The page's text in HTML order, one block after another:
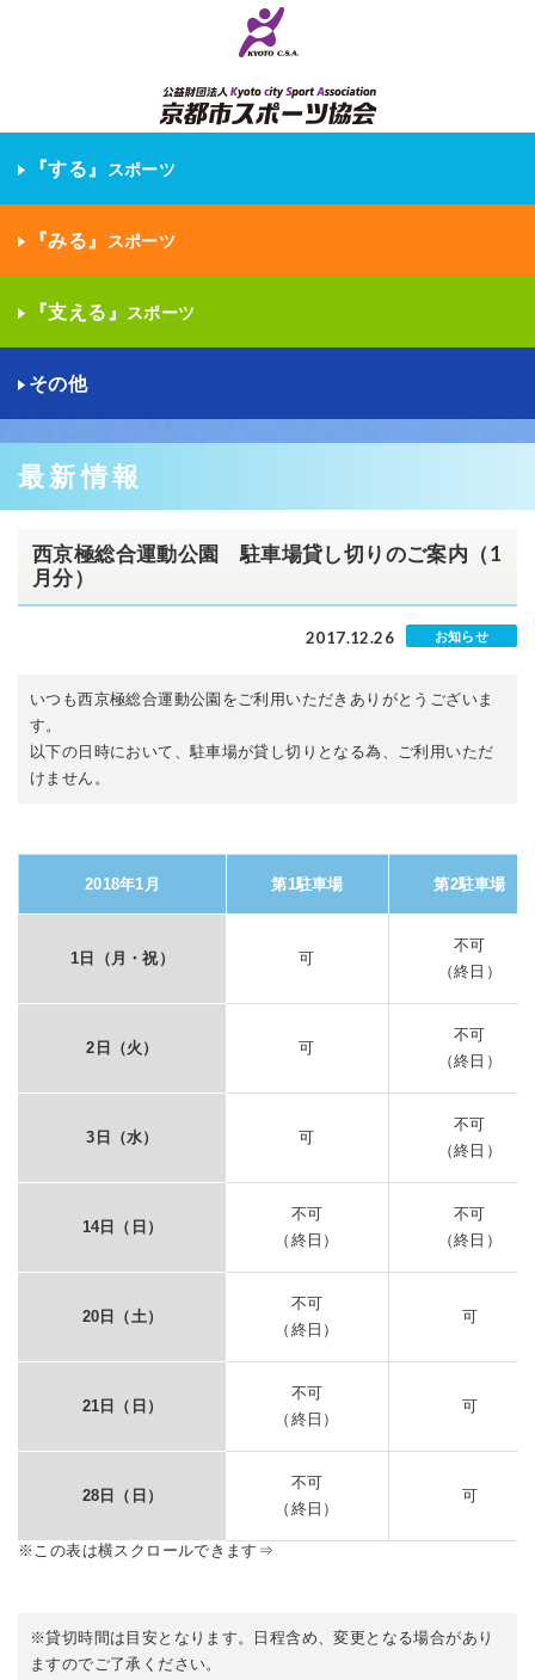
『する』 スポーツ
『みる』 スポーツ
『支える』 スポーツ
その他
最新情報
西京極総合運動公園 駐車場貸し切りのご案内（1
月分）
2017.12.26 お知らせ
いつも西京極総合運動公園をご利用いただきありがとうございま
す。
以下の日時において、駐車場が貸し切りとなる為、ご利用いただ
けません。
2018年1月 第1駐車場 第2駐車場
1日（月・祝） 可
不可
（終日）
2日（火） 可
不可
（終日）
3日（水） 可
不可
（終日）
14日（日）
不可
（終日）
不可
（終日）
20日（土）
不可
（終日）
可
21日（日）
不可
（終日）
可
28日（日）
不可
（終日）
可
※貸切時間は目安となります。日程含め、変更となる場合があり
ますのでご了承ください。